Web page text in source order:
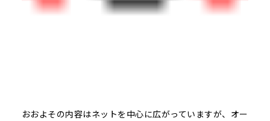
おおよその内容はネットを中心に広がっていますが、オー